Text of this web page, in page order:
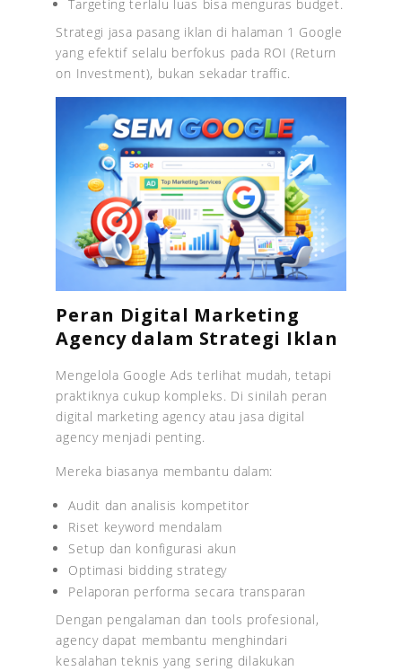
Targeting terlalu luas bisa menguras budget.
Strategi jasa pasang iklan di halaman 1 Google
yang efektif selalu berfokus pada ROI (Return
on Investment), bukan sekadar traffic.
Peran Digital Marketing
Agency dalam Strategi Iklan
Mengelola Google Ads terlihat mudah, tetapi
praktiknya cukup kompleks. Di sinilah peran
digital marketing agency atau jasa digital
agency menjadi penting.
Mereka biasanya membantu dalam:
Audit dan analisis kompetitor
Riset keyword mendalam
Setup dan konfigurasi akun
Optimasi bidding strategy
Pelaporan performa secara transparan
Dengan pengalaman dan tools profesional,
agency dapat membantu menghindari
kesalahan teknis yang sering dilakukan